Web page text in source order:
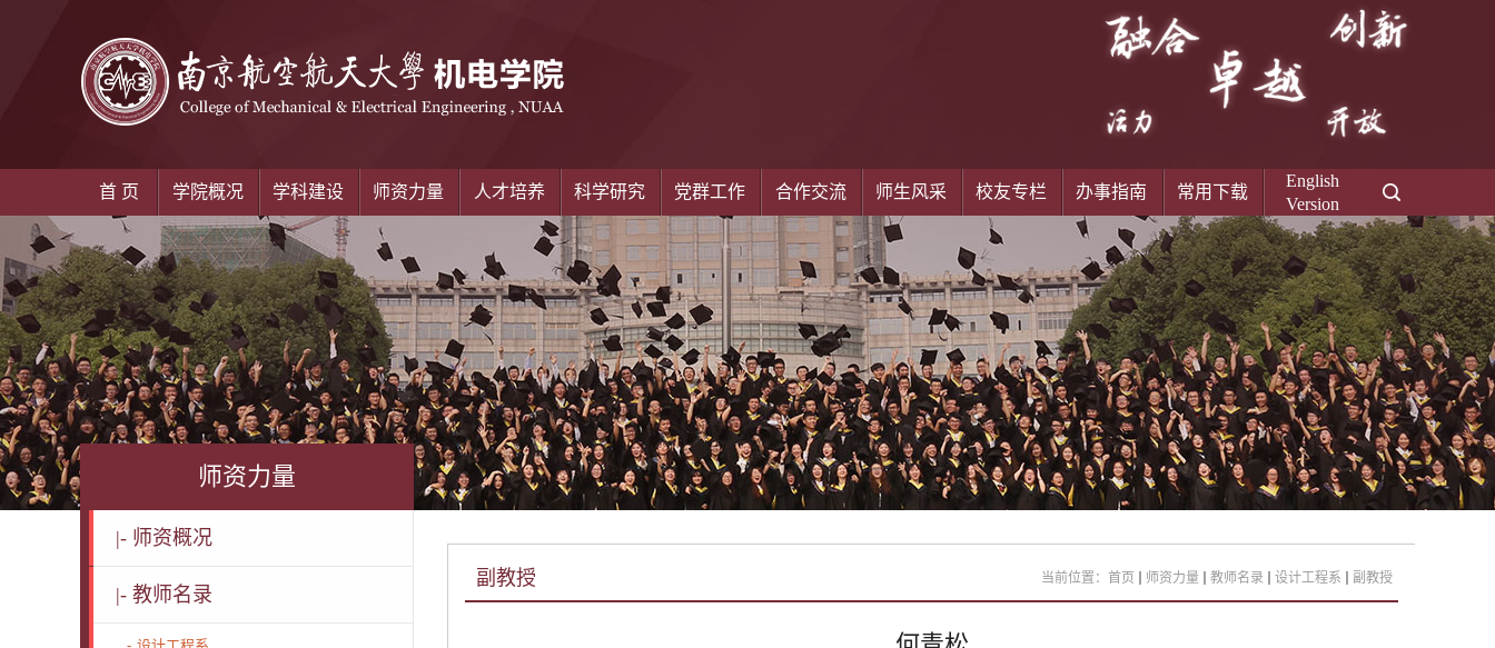
首 页 学院概况 学科建设 师资力量 人才培养 科学研究 党群工作 合作交流 师生风采 校友专栏 办事指南 常用下载
English
Version
师资力量
|- 师资概况
|- 教师名录
副教授 当前位置： 首页 师资力量 教师名录 设计工程系 副教授